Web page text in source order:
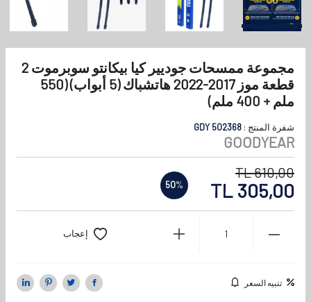
مجموعة ممسحات جوديير كيا بيكانتو سوبرموت 2
قطعة موز 2017-2022 هاتشباك (5 أبواب) (550
ملم + 400 ملم)
شفرة المنتج : GDY 502368
GOODYEAR
610,00
TL
305,00
%
50
إعجاب
تنبيه السعر